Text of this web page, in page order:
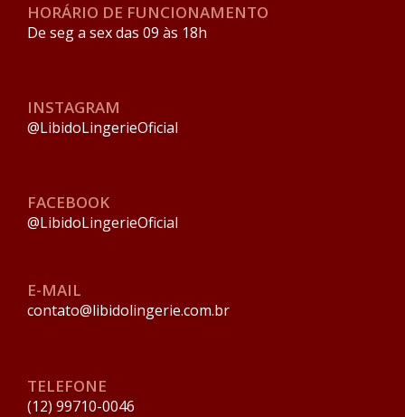
HORÁRIO DE FUNCIONAMENTO
De seg a sex das 09 às 18h
INSTAGRAM
@LibidoLingerieOficial
FACEBOOK
@LibidoLingerieOficial
E-MAIL
contato@libidolingerie.com.br
TELEFONE
(12) 99710-0046